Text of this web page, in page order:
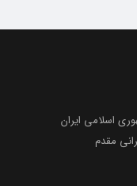
اسلامی ایران
مقدم